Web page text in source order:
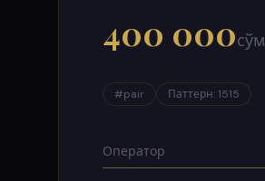
400 000сўм
#pair Паттерн: 1515
Оператор